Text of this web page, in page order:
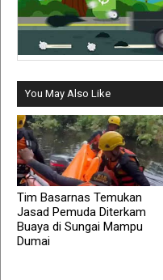
You May Also Like
Tim Basarnas Temukan
Jasad Pemuda Diterkam
Buaya di Sungai Mampu
Dumai